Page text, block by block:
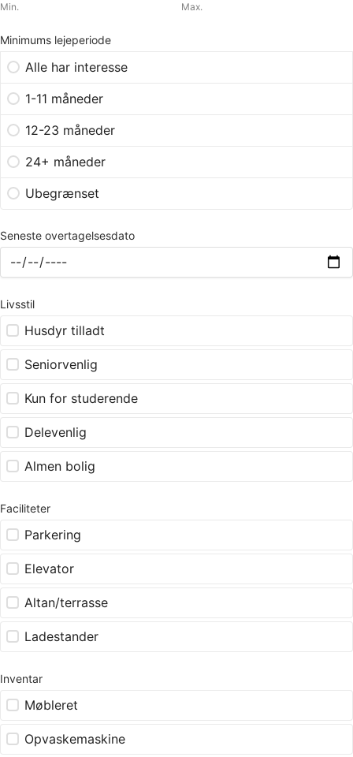
Min. Max.
Minimums lejeperiode
Alle har interesse
1-11 måneder
12-23 måneder
24+ måneder
Ubegrænset
Seneste overtagelsesdato
Livsstil
Husdyr tilladt
Seniorvenlig
Kun for studerende
Delevenlig
Almen bolig
Faciliteter
Parkering
Elevator
Altan/terrasse
Ladestander
Inventar
Møbleret
Opvaskemaskine